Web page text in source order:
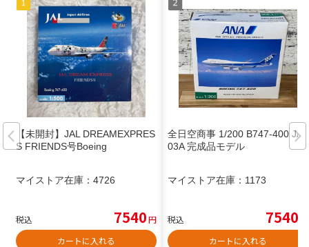
【未開封】JAL DREAMEXPRES
S FRIENDS号Boeing
マイストア在庫： 4726
税込 7540円
カートに入れる
全日空商事 1/200 B747-400 JA4
03A 完成品モデル
マイストア在庫： 1173
税込 7540
カートに入れる